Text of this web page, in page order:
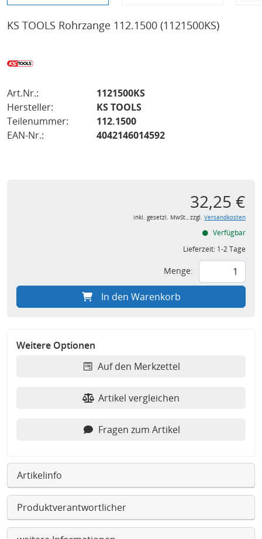
KS TOOLS Rohrzange 112.1500 (1121500KS)
Art.Nr.:
1121500KS
Hersteller:
KS TOOLS
Teilenummer:
112.1500
EAN-Nr.:
4042146014592
32,25 €
inkl. gesetzl. MwSt., zzgl. Versandkosten
Verfügbar
Lieferzeit: 1-2 Tage
Menge:
In den Warenkorb
Weitere Optionen
Auf den Merkzettel
Artikel vergleichen
Fragen zum Artikel
Artikelinfo
Produktverantwortlicher